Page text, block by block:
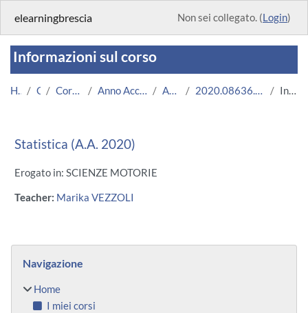
elearningbrescia Non sei collegato. (Login)
Informazioni sul corso
Home Corsi Corsi Istituzionali Anno Accademico 2020/2021 Area Medica 2020.08636.2018.0.A003864.N0_1053 Introduzione
Statistica (A.A. 2020)
Erogato in: SCIENZE MOTORIE
Teacher: Marika VEZZOLI
Blocchi
Navigazione
Home
I miei corsi